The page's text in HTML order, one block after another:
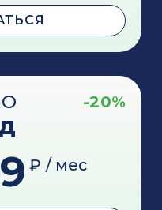
-20%
₽ / мес